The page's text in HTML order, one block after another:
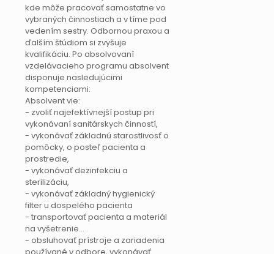
kde môže pracovať samostatne vo
vybraných činnostiach a v tíme pod
vedením sestry. Odbornou praxou a
ďalším štúdiom si zvyšuje
kvalifikáciu. Po absolvovaní
vzdelávacieho programu absolvent
disponuje nasledujúcimi
kompetenciami:
Absolvent vie:
- zvoliť najefektívnejší postup pri
vykonávaní sanitárskych činností,
- vykonávať základnú starostlivosť o
pomôcky, o posteľ pacienta a
prostredie,
- vykonávať dezinfekciu a
sterilizáciu,
- vykonávať základný hygienický
filter u dospelého pacienta
- transportovať pacienta a materiál
na vyšetrenie...
- obsluhovať prístroje a zariadenia